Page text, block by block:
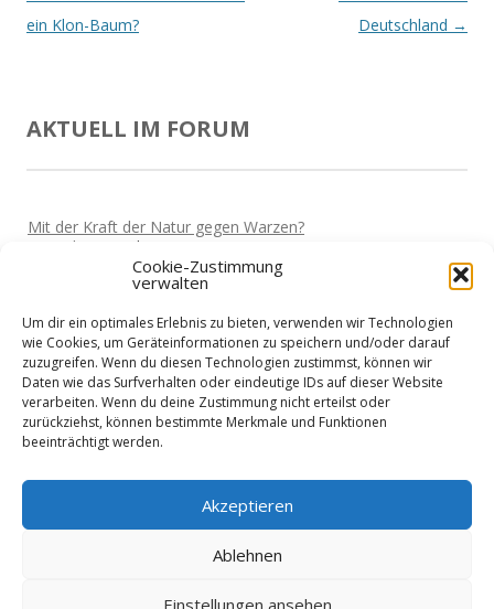
Cookie-Zustimmung
verwalten
Um dir ein optimales Erlebnis zu bieten, verwenden wir Technologien
wie Cookies, um Geräteinformationen zu speichern und/oder darauf
zuzugreifen. Wenn du diesen Technologien zustimmst, können wir
Daten wie das Surfverhalten oder eindeutige IDs auf dieser Website
verarbeiten. Wenn du deine Zustimmung nicht erteilst oder
zurückziehst, können bestimmte Merkmale und Funktionen
beeinträchtigt werden.
Akzeptieren
Ablehnen
Einstellungen ansehen
Navigation
ein Klon-Baum?
Deutschland →
AKTUELL IM FORUM
Mit der Kraft der Natur gegen Warzen?
Miki Vor 5 Jahren
Darf man wieder reisen?
Home-Office und die Stromkosten
VonBasti Vor 5 Jahren
Wie sieht es mit Urlaub aus?
VonBastiVor 5 Jahren
Niedrigenergiehaus - Finanzierung?